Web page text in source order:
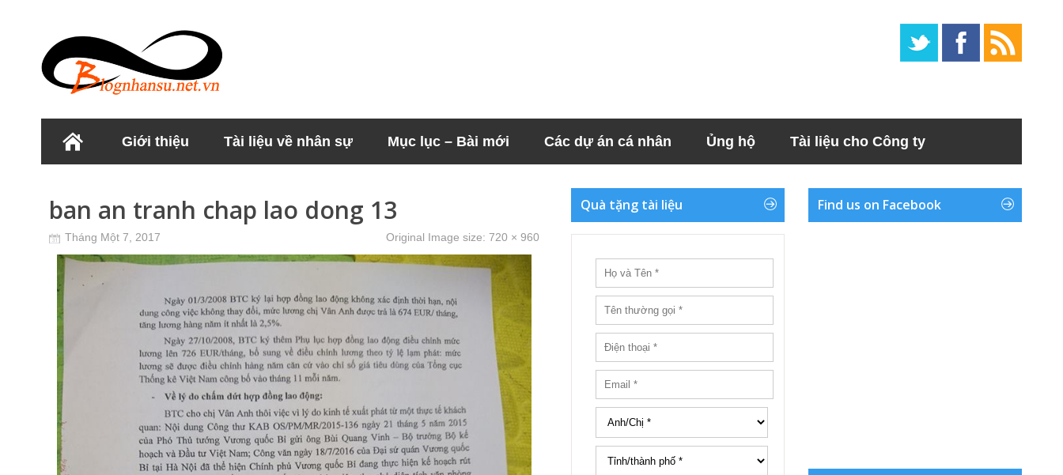
Giới thiệu Tài liệu về nhân sự Mục lục – Bài mới Các dự án cá nhân Ủng hộ Tài liệu cho Công ty
ban an tranh chap lao dong 13
Tháng Một 7, 2017 Original Image size: 720 × 960
Quà tặng tài liệu Find us on Facebook